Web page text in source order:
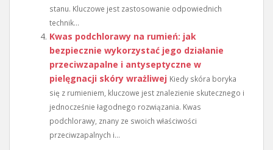
stanu. Kluczowe jest zastosowanie odpowiednich
technik...
Kwas podchlorawy na rumień: jak
bezpiecznie wykorzystać jego działanie
przeciwzapalne i antyseptyczne w
pielęgnacji skóry wrażliwej Kiedy skóra boryka
się z rumieniem, kluczowe jest znalezienie skutecznego i
jednocześnie łagodnego rozwiązania. Kwas
podchlorawy, znany ze swoich właściwości
przeciwzapalnych i...